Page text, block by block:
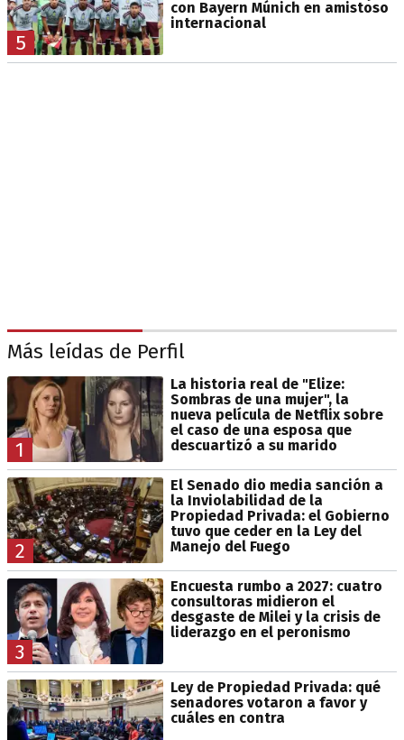
5
con Bayern Múnich en amistoso
internacional
Más leídas de Perfil
1
La historia real de "Elize:
Sombras de una mujer", la
nueva película de Netflix sobre
el caso de una esposa que
descuartizó a su marido
2
El Senado dio media sanción a
la Inviolabilidad de la
Propiedad Privada: el Gobierno
tuvo que ceder en la Ley del
Manejo del Fuego
3
Encuesta rumbo a 2027: cuatro
consultoras midieron el
desgaste de Milei y la crisis de
liderazgo en el peronismo
Ley de Propiedad Privada: qué
senadores votaron a favor y
cuáles en contra